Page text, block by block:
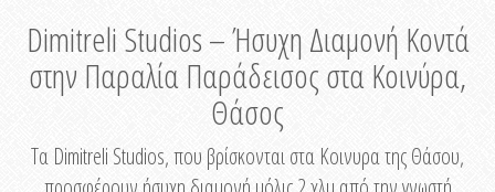
Dimitreli Studios – Ήσυχη Διαμονή Κοντά
στην Παραλία Παράδεισος στα Κοινύρα,
Θάσος
Τα Dimitreli Studios, που βρίσκονται στα Κοινυρα της Θάσου,